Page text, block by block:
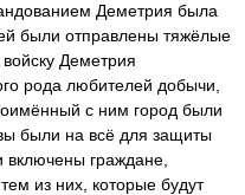
Деметрия была
были отправлены тяжёлые
Деметрия
рода любителей добычи,
с ним город были
были на всё для защиты
граждане,
из них, которые будут